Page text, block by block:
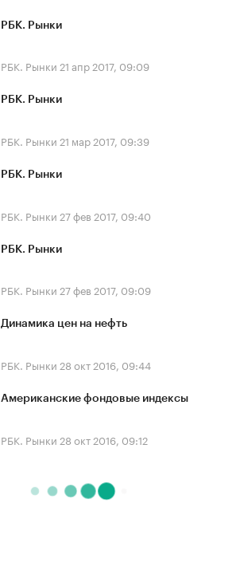
РБК. Рынки
РБК. Рынки 21 апр 2017, 09:09
РБК. Рынки
РБК. Рынки 21 мар 2017, 09:39
РБК. Рынки
РБК. Рынки 27 фев 2017, 09:40
РБК. Рынки
РБК. Рынки 27 фев 2017, 09:09
Динамика цен на нефть
РБК. Рынки 28 окт 2016, 09:44
Американские фондовые индексы
РБК. Рынки 28 окт 2016, 09:12